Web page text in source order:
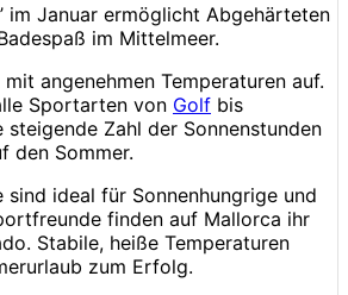
im Januar ermöglicht Abgehärteten
im Mittelmeer.
angenehmen Temperaturen auf.
Sportarten von Golf bis
steigende Zahl der Sonnenstunden
den Sommer.
sind ideal für Sonnenhungrige und
finden auf Mallorca ihr
Stabile, heiße Temperaturen
zum Erfolg.